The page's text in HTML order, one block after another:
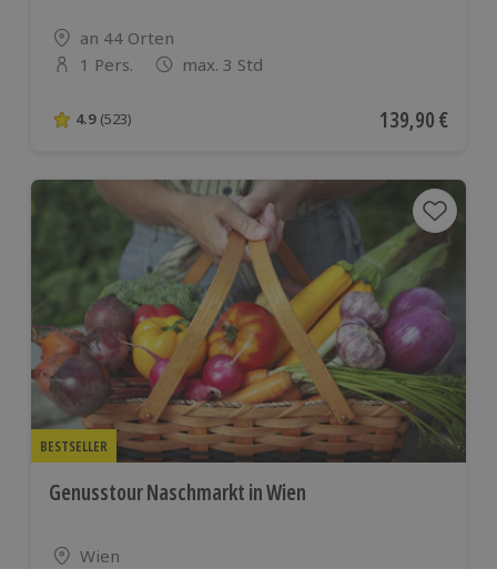
Standort
an 44 Orten
Anzahl der Teilnehmer
1 Pers. max. 3 Std
4.9 von 5 Sternen basierend auf 523 Bewertungen
4.9 (523) Aktueller Preis
139,90 €
BESTSELLER
Genusstour Naschmarkt in Wien
Standort
Wien